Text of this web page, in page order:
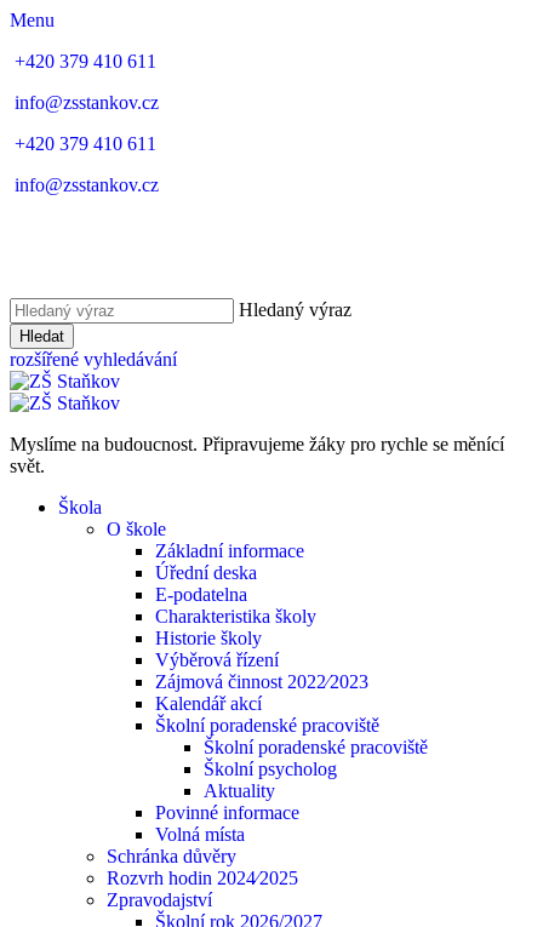
Menu
+420 379 410 611
info@zsstankov.cz
+420 379 410 611
info@zsstankov.cz
Hledaný výraz
Hledat
rozšířené vyhledávání
Myslíme na budoucnost. Připravujeme žáky pro rychle se měnící
svět.
Škola
O škole
Základní informace
Úřední deska
E-podatelna
Charakteristika školy
Historie školy
Výběrová řízení
Zájmová činnost 2022⁄2023
Kalendář akcí
Školní poradenské pracoviště
Školní poradenské pracoviště
Školní psycholog
Aktuality
Povinné informace
Volná místa
Schránka důvěry
Rozvrh hodin 2024⁄2025
Zpravodajství
Školní rok 2026/2027